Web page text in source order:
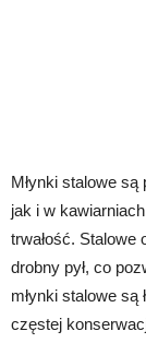
Młynki stalowe
jak i w
trwałość.
drobny pył, co
młynki stalowe
częstej